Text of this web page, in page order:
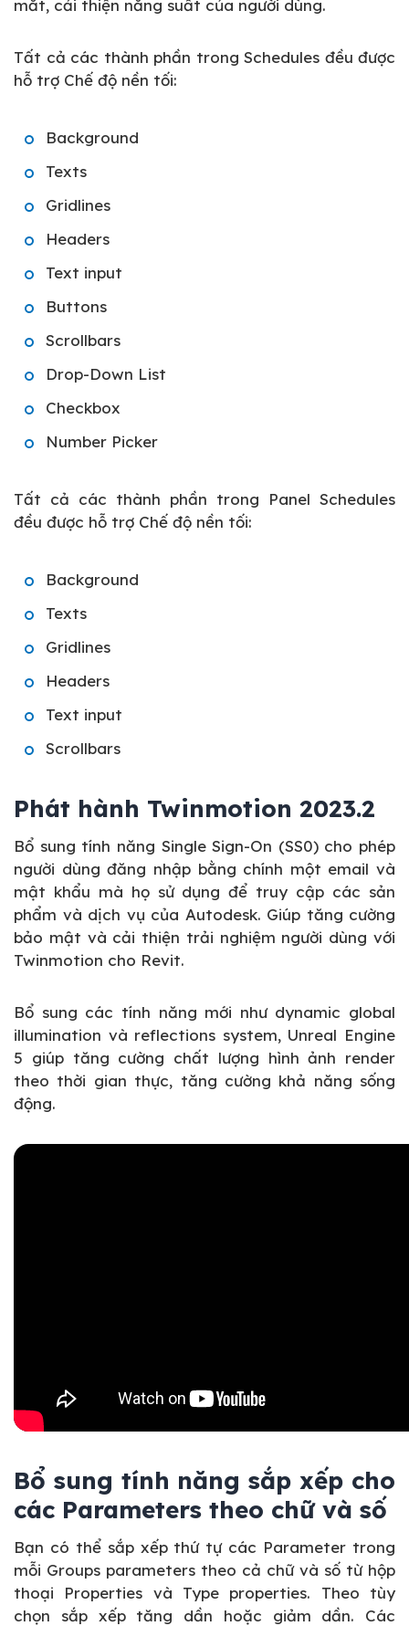
mắt, cải thiện năng suất của người dùng.
Tất cả các thành phần trong Schedules đều được
hỗ trợ Chế độ nền tối:
Background
Texts
Gridlines
Headers
Text input
Buttons
Scrollbars
Drop-Down List
Checkbox
Number Picker
Tất cả các thành phần trong Panel Schedules
đều được hỗ trợ Chế độ nền tối:
Background
Texts
Gridlines
Headers
Text input
Scrollbars
Phát hành Twinmotion 2023.2
Bổ sung tính năng Single Sign-On (SS0) cho phép
người dùng đăng nhập bằng chính một email và
mật khẩu mà họ sử dụng để truy cập các sản
phẩm và dịch vụ của Autodesk. Giúp tăng cường
bảo mật và cải thiện trải nghiệm người dùng với
Twinmotion cho Revit.
Bổ sung các tính năng mới như dynamic global
illumination và reflections system, Unreal Engine
5 giúp tăng cường chất lượng hình ảnh render
theo thời gian thực, tăng cường khả năng sống
động.
Bổ sung tính năng sắp xếp cho
các Parameters theo chữ và số
Bạn có thể sắp xếp thứ tự các Parameter trong
mỗi Groups parameters theo cả chữ và số từ hộp
thoại Properties và Type properties. Theo tùy
chọn sắp xếp tăng dần hoặc giảm dần. Các